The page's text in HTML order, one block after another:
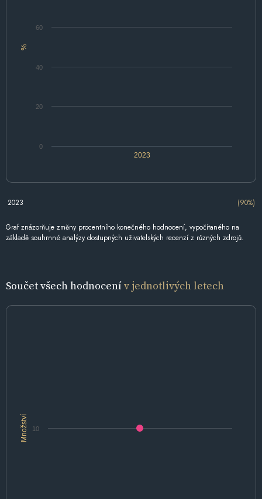
%
2023
0
20
40
60
2023 (90%)
Graf znázorňuje změny procentního konečného hodnocení, vypočítaného na
základě souhrnné analýzy dostupných uživatelských recenzí z různých zdrojů.
Součet všech hodnocenív jednotlivých letech
Množství 10